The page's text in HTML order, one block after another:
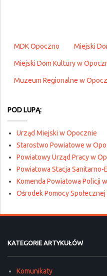
MDK Opoczno Miejski
Miejski Dom Kultury w
Muzeum Regionalne w
POD LUPĄ:
Urząd Miejski w Opocznie
Starostwo Powiatowe w
Powiatowy Urząd Pracy w
Powiatowa Stacja Sanitarno-
Komenda Powiatowa Policji
Ośrodek Pomocy
KATEGORIE ARTYKUŁÓW
Komunikaty